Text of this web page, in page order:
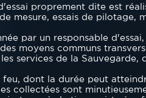
proprement dite est
mesure, essais de pilotage,
par un responsable
moyens communs
services de la Sauvegarde,
feu, dont la durée peut
collectées sont